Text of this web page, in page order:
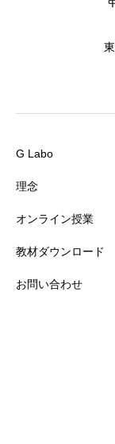
G Labo
理念
オンライン授業
教材ダウンロード
お問い合わせ